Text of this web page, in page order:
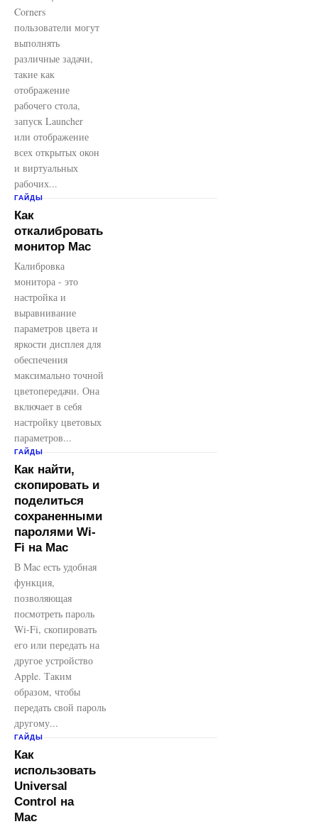
Corners
пользователи могут
выполнять
различные задачи,
такие как
отображение
рабочего стола,
запуск Launcher
или отображение
всех открытых окон
и виртуальных
рабочих...
ГАЙДЫ
Как
откалибровать
монитор Mac
Калибровка
монитора - это
настройка и
выравнивание
параметров цвета и
яркости дисплея для
обеспечения
максимально точной
цветопередачи. Она
включает в себя
настройку цветовых
параметров...
ГАЙДЫ
Как найти,
скопировать и
поделиться
сохраненными
паролями Wi-
Fi на Mac
В Mac есть удобная
функция,
позволяющая
посмотреть пароль
Wi-Fi, скопировать
его или передать на
другое устройство
Apple. Таким
образом, чтобы
передать свой пароль
другому...
ГАЙДЫ
Как
использовать
Universal
Control на
Mac